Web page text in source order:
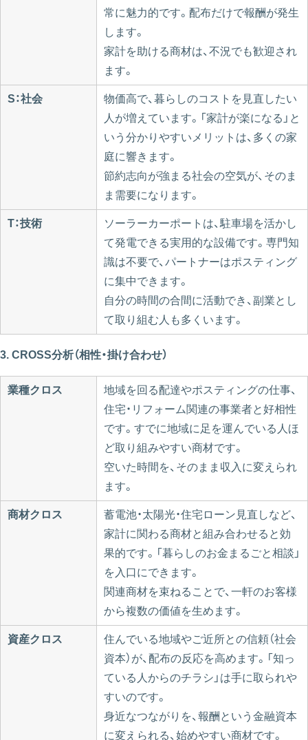
常に魅力的です。配布だけで報酬が発生
します。
家計を助ける商材は、不況でも歓迎され
ます。
S：社会
物価高で、暮らしのコストを見直したい
人が増えています。「家計が楽になる」と
いう分かりやすいメリットは、多くの家
庭に響きます。
節約志向が強まる社会の空気が、そのま
ま需要になります。
T：技術
ソーラーカーポートは、駐車場を活かし
て発電できる実用的な設備です。専門知
識は不要で、パートナーはポスティング
に集中できます。
自分の時間の合間に活動でき、副業とし
て取り組む人も多くいます。
3. CROSS分析（相性・掛け合わせ）
業種クロス
地域を回る配達やポスティングの仕事、
住宅・リフォーム関連の事業者と好相性
です。すでに地域に足を運んでいる人ほ
ど取り組みやすい商材です。
空いた時間を、そのまま収入に変えられ
ます。
商材クロス
蓄電池・太陽光・住宅ローン見直しなど、
家計に関わる商材と組み合わせると効
果的です。「暮らしのお金まるごと相談」
を入口にできます。
関連商材を束ねることで、一軒のお客様
から複数の価値を生めます。
資産クロス
住んでいる地域やご近所との信頼（社会
資本）が、配布の反応を高めます。「知っ
ている人からのチラシ」は手に取られや
すいのです。
身近なつながりを、報酬という金融資本
に変えられる、始めやすい商材です。